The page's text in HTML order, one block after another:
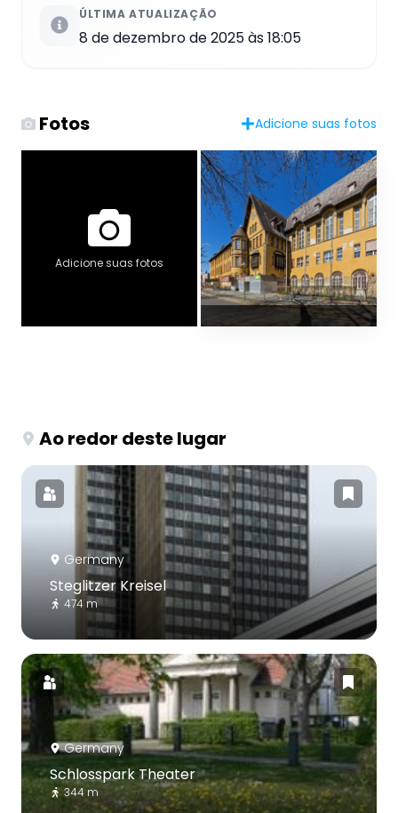
ÚLTIMA ATUALIZAÇÃO
8 de dezembro de 2025 às 18:05
Fotos Adicione suas fotos
Adicione suas fotos
Ao redor deste lugar
Germany
Steglitzer Kreisel
474 m
Germany
Schlosspark Theater
344 m